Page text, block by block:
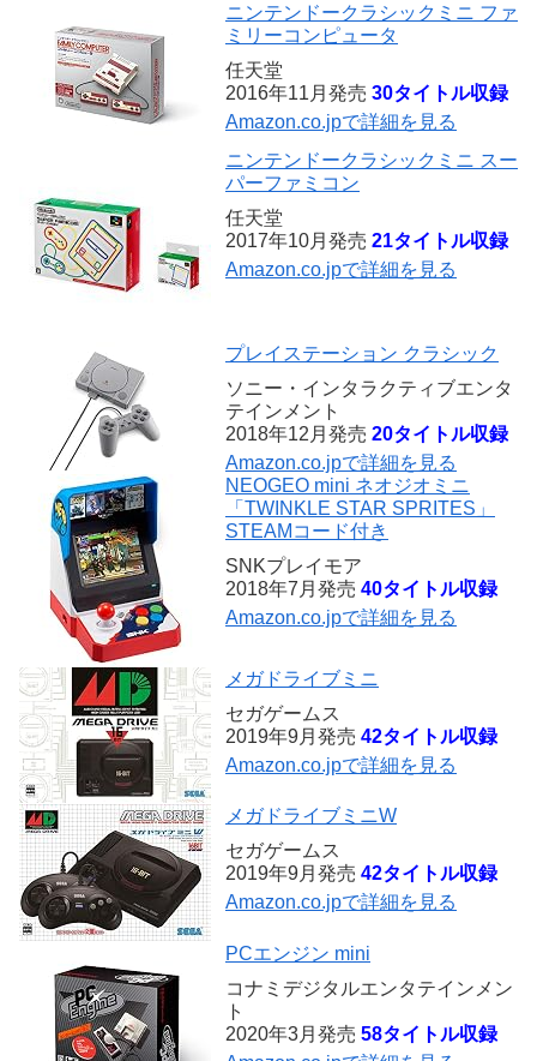
ニンテンドークラシックミニ ファ
ミリーコンピュータ
任天堂
2016年11月発売 30タイトル収録
Amazon.co.jpで詳細を見る
ニンテンドークラシックミニ スー
パーファミコン
任天堂
2017年10月発売 21タイトル収録
Amazon.co.jpで詳細を見る
プレイステーション クラシック
ソニー・インタラクティブエンタ
テインメント
2018年12月発売 20タイトル収録
Amazon.co.jpで詳細を見る
NEOGEO mini ネオジオミニ
「TWINKLE STAR SPRITES」
STEAMコード付き
SNKプレイモア
2018年7月発売 40タイトル収録
Amazon.co.jpで詳細を見る
メガドライブミニ
セガゲームス
2019年9月発売 42タイトル収録
Amazon.co.jpで詳細を見る
メガドライブミニW
セガゲームス
2019年9月発売 42タイトル収録
Amazon.co.jpで詳細を見る
PCエンジン mini
コナミデジタルエンタテインメン
ト
2020年3月発売 58タイトル収録